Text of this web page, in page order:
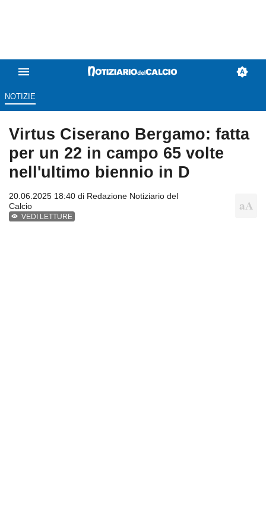
NOTIZIE
Virtus Ciserano Bergamo: fatta
per un 22 in campo 65 volte
nell'ultimo biennio in D
20.06.2025 18:40 di Redazione Notiziario del
Calcio
VEDI LETTURE